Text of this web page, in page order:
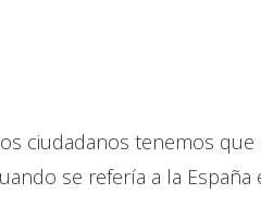
ciudadanos tenemos
se refería a la